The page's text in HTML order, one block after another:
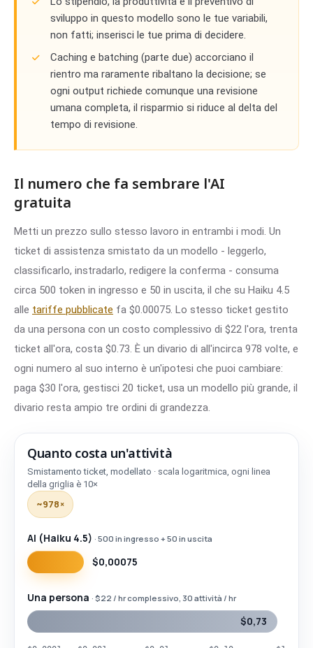
sviluppo in questo modello sono le tue variabili,
non fatti; inserisci le tue prima di decidere.
Caching e batching (parte due) accorciano il
rientro ma raramente ribaltano la decisione; se
ogni output richiede comunque una revisione
umana completa, il risparmio si riduce al delta del
tempo di revisione.
Il numero che fa sembrare l'AI
gratuita
Metti un prezzo sullo stesso lavoro in entrambi i modi. Un
ticket di assistenza smistato da un modello - leggerlo,
classificarlo, instradarlo, redigere la conferma - consuma
circa 500 token in ingresso e 50 in uscita, il che su Haiku 4.5
alle tariffe pubblicate fa $0.00075. Lo stesso ticket gestito
da una persona con un costo complessivo di $22 l'ora, trenta
ticket all'ora, costa $0.73. È un divario di all'incirca 978 volte, e
ogni numero al suo interno è un'ipotesi che puoi cambiare:
paga $30 l'ora, gestisci 20 ticket, usa un modello più grande, il
divario resta ampio tre ordini di grandezza.
Quanto costa un'attività
Attività Costo / attività
AI · Haiku 4.5
Una persona $0,73
Persone vs AI ~978×
Quanto costa un'attività
Smistamento ticket, modellato · scala logaritmica, ogni linea
della griglia è 10×
~978×
AI (Haiku 4.5) · 500 in ingresso + 50 in uscita
$0,00075
Una persona · $22 / hr complessivo, 30 attività / hr
$0,73